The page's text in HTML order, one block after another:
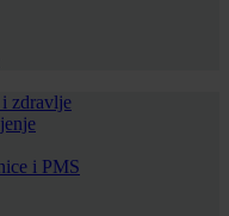
zdravlje
i PMS